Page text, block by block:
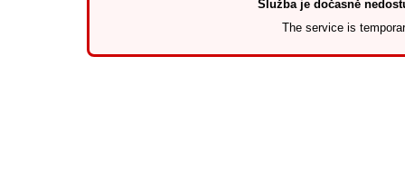
Služba je dočasně
The service is